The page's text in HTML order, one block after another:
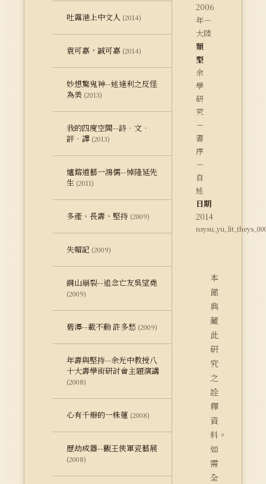
吐露港上中文人 (2014)
袁可嘉，誠可嘉 (2014)
妙想驚鬼神--述達利之反怪
為美 (2013)
我的四度空間--詩．文．
評．譯 (2013)
爐鎔道藝一鴻儒--悼隆延先
生 (2011)
多產、長壽、堅持 (2009)
失帽記 (2009)
銅山崩裂--追念亡友吳望堯
(2009)
碧潭--載不動 許多愁 (2009)
年壽與堅持--余光中教授八
十大壽學術研討會主題演講
(2008)
心有千瓣的一株蓮 (2008)
歷劫成器--觀王俠軍瓷藝展
(2008)
2006
年－
大陸
類
型
余
學
研
究
－
書
序
－
自
述
日期
2014
本
館
典
藏
此
研
究
之
詮
釋
資
料。
如
需
全